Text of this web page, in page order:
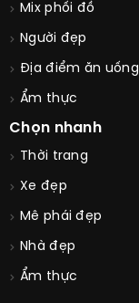
Mix phối đồ
Người đẹp
Địa điểm ăn uống
Ẩm thực
Chọn nhanh
Thời trang
Xe đẹp
Mê phái đẹp
Nhà đẹp
Ẩm thực